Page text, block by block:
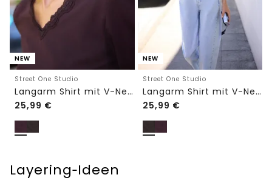
NEW
Street One Studio
Langarm Shirt mit V-Neck und Spitze
25,99 €
NEW
Street One Studio
Langarm Shirt mit V-Neck und Spitze
25,99 €
Layering‑Ideen